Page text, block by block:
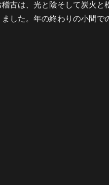
古は、光と陰そして炭火と
した。年の終わりの小間で